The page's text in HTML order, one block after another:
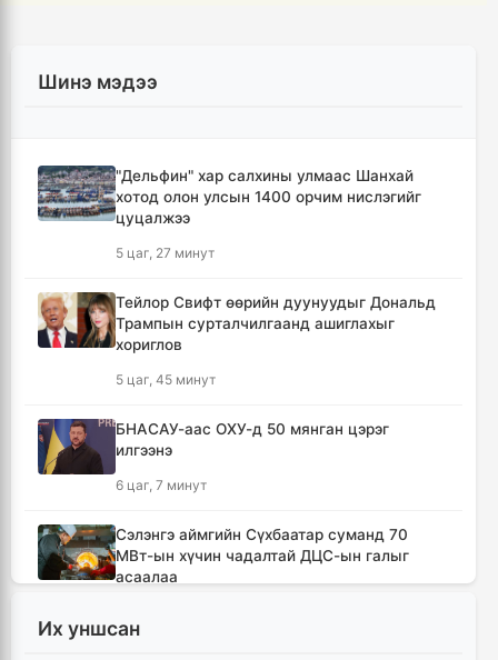
Шинэ мэдээ
"Дельфин" хар салхины улмаас Шанхай
хотод олон улсын 1400 орчим нислэгийг
цуцалжээ
5 цаг, 27 минут
Тейлор Свифт өөрийн дуунуудыг Дональд
Трампын сурталчилгаанд ашиглахыг
хориглов
5 цаг, 45 минут
БНАСАУ-аас ОХУ-д 50 мянган цэрэг
илгээнэ
6 цаг, 7 минут
Сэлэнгэ аймгийн Сүхбаатар суманд 70
МВт-ын хүчин чадалтай ДЦС-ын галыг
асаалаа
Их уншсан